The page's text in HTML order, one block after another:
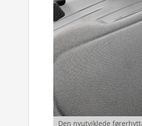
Den nyutviklede